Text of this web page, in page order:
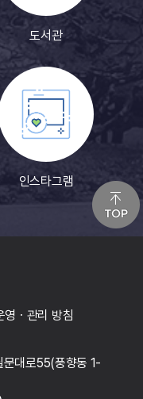
도서관
인스타그램
영ㆍ관리 방침
대로55(풍향동 1-